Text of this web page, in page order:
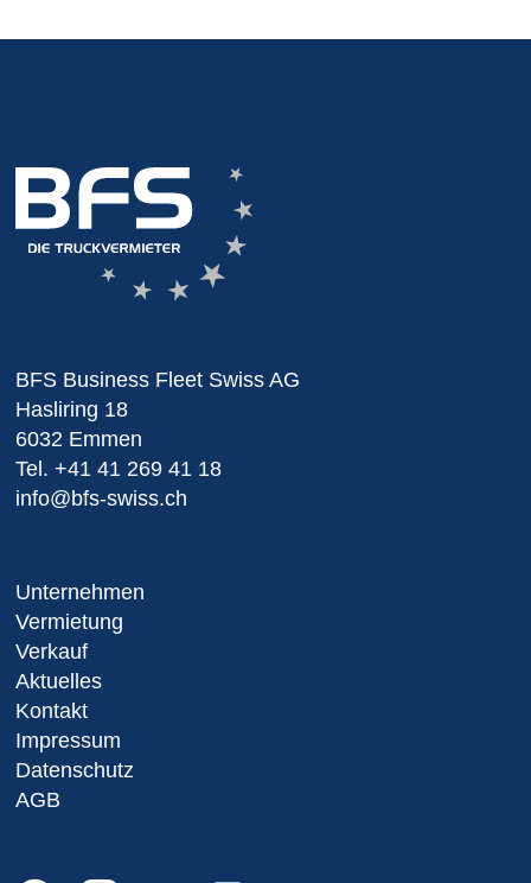
BFS Business Fleet Swiss AG
Hasliring 18
6032 Emmen
Tel. +41 41 269 41 18
info@bfs-swiss.ch
Unternehmen
Vermietung
Verkauf
Aktuelles
Kontakt
Impressum
Datenschutz
AGB